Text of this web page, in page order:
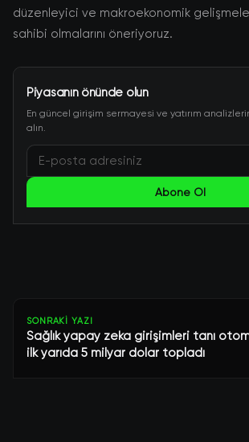
düzenleyici ve makroekonomik
sahibi olmalarını öneriyoruz.
Piyasanın önünde olun
En güncel girişim sermayesi ve yatırım
alın.
Abone Ol
SONRAKI YAZI
Sağlık yapay zeka girişimleri tanı
ilk yarıda 5 milyar dolar topladı